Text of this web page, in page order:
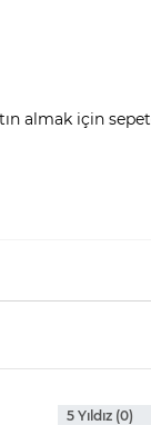
almak için
5 Yıldız (0)